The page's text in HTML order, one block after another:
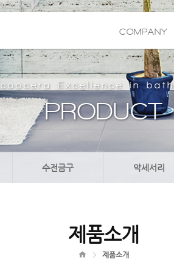
COMPANY
coocera Excellence in
PRODUCT
수전금구 악세서리
제품소개
제품소개